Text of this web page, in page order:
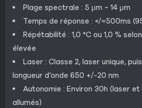
Plage spectrale : 5 μm ~ 14 μm
Temps de réponse : </=500ms
Répétabilité : 1,0 °C ou 1,0 %
élevée
Laser : Classe 2, laser unique,
longueur d’onde 650 +/-20 nm
Autonomie : Environ 30h (laser
allumés)